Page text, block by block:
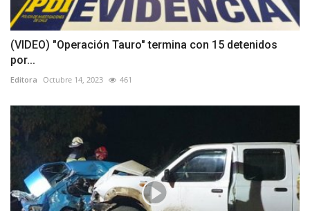
(VIDEO) "Operación Tauro" termina con 15 detenidos
por...
Editora Octubre 14, 2023 461